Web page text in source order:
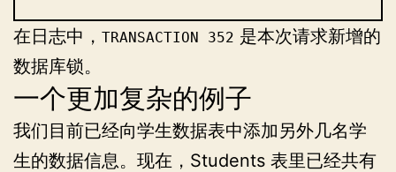
在日志中， TRANSACTION 352 是本次请求新增的
数据库锁。
一个更加复杂的例子
我们目前已经向学生数据表中添加另外几名学
生的数据信息。现在，Students 表里已经共有